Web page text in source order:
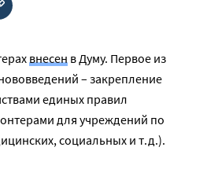
внесен в Думу. Первое из
– закрепление
единых правил
для учреждений по
социальных и т.д.).